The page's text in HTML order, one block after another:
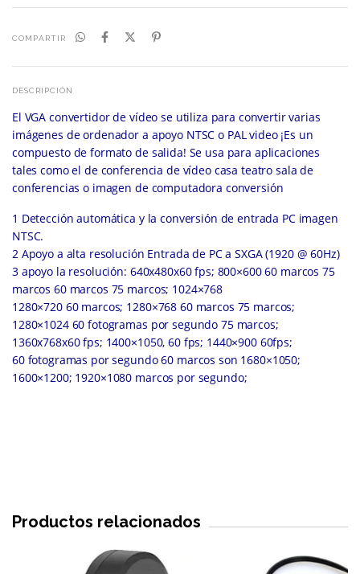
COMPARTIR
DESCRIPCIÓN
El VGA convertidor de vídeo se utiliza para convertir varias
imágenes de ordenador a apoyo NTSC o PAL video ¡Es un
compuesto de formato de salida! Se usa para aplicaciones
tales como el de conferencia de vídeo casa teatro sala de
conferencias o imagen de computadora conversión
1 Detección automática y la conversión de entrada PC imagen
NTSC.
2 Apoyo a alta resolución Entrada de PC a SXGA (1920 @ 60Hz)
3 apoyo la resolución: 640x480x60 fps; 800×600 60 marcos 75
marcos 60 marcos 75 marcos; 1024×768
1280×720 60 marcos; 1280×768 60 marcos 75 marcos;
1280×1024 60 fotogramas por segundo 75 marcos;
1360x768x60 fps; 1400×1050, 60 fps; 1440×900 60fps;
60 fotogramas por segundo 60 marcos son 1680×1050;
1600×1200; 1920×1080 marcos por segundo;
Productos relacionados